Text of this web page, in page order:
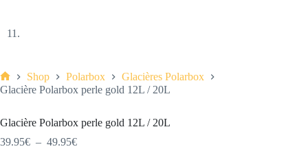
Accueil
Shop Polarbox
Glacières Polarbox
Glacière Polarbox perle gold 12L / 20L
Glacière Polarbox perle gold 12L / 20L
39.95€ – 49.95€Plage